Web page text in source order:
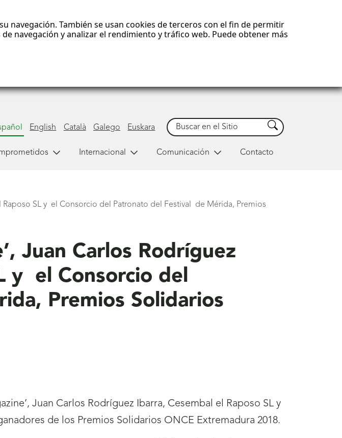
navegación. También se usan cookies de terceros con el fin de permitir
navegación y analizar el rendimiento y tráfico web. Puede obtener más
English Català Galego Euskara
Buscar Buscar
Internacional Comunicación Contacto
Raposo SL y el Consorcio del Patronato del Festival de Mérida, Premios
Juan Carlos Rodríguez
y el Consorcio del
Premios Solidarios
Juan Carlos Rodríguez Ibarra, Cesembal el Raposo SL y
de los Premios Solidarios ONCE Extremadura 2018.